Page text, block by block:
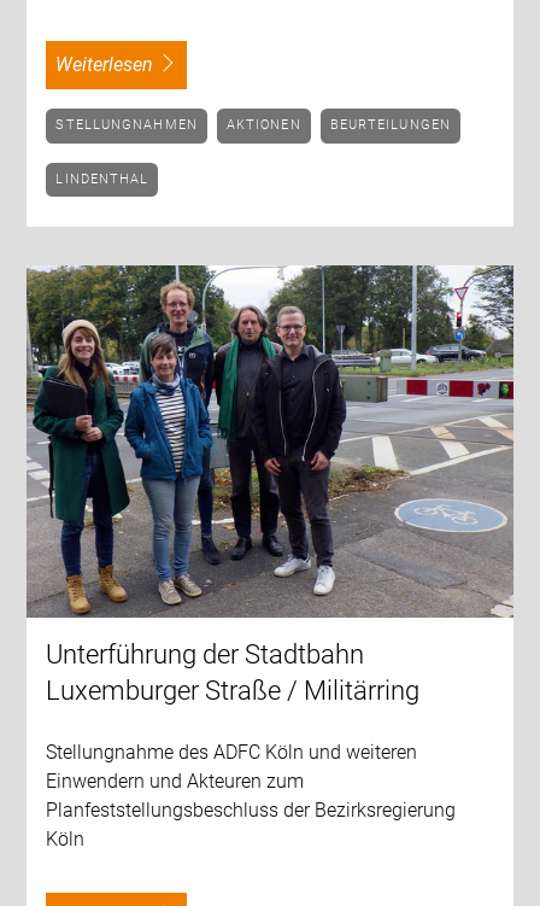
weiterlesen
STELLUNGNAHMEN AKTIONEN BEURTEILUNGEN
LINDENTHAL
Unterführung der Stadtbahn
Luxemburger Straße / Militärring
Stellungnahme des ADFC Köln und weiteren
Einwendern und Akteuren zum
Planfeststellungsbeschluss der Bezirksregierung
Köln